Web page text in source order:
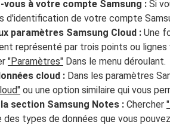
vous à votre compte Samsung : Si
d'identification de votre compte
paramètres Samsung Cloud : Une
représenté par trois points ou
"Paramètres" Dans le menu déroulant.
cloud : Dans les paramètres
ou une option similaire qui vous
section Samsung Notes : Chercher
des types de données que vous